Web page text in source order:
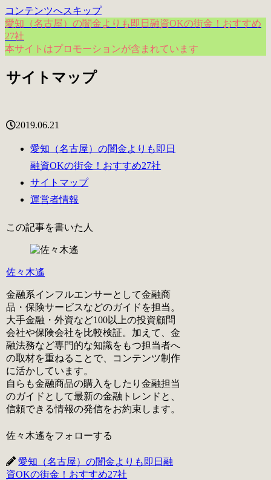
コンテンツへスキップ
愛知（名古屋）の闇金よりも即日融資OKの街金！おすすめ
27社
本サイトはプロモーションが含まれています
サイトマップ
2019.06.21
愛知（名古屋）の闇金よりも即日
融資OKの街金！おすすめ27社
サイトマップ
運営者情報
この記事を書いた人
佐々木遙
金融系インフルエンサーとして金融商
品・保険サービスなどのガイドを担当。
大手金融・外資など100以上の投資顧問
会社や保険会社を比較検証。加えて、金
融法務など専門的な知識をもつ担当者へ
の取材を重ねることで、コンテンツ制作
に活かしています。
自らも金融商品の購入をしたり金融担当
のガイドとして最新の金融トレンドと、
信頼できる情報の発信をお約束します。
佐々木遙をフォローする
愛知（名古屋）の闇金よりも即日融
資OKの街金！おすすめ27社